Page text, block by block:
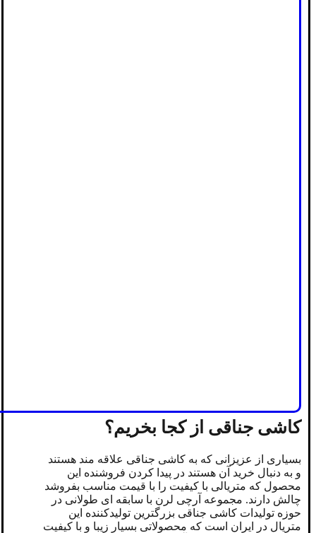
کاشی جناقی از کجا بخریم؟
بسیاری از عزیزانی که به کاشی جناقی علاقه مند هستند
و به دنبال خرید آن هستند در پیدا کردن فروشنده این
محصول که متریالی با کیفیت را با قیمت مناسب بفروشد
چالش دارند. مجموعه آرچی لرن با سابقه ای طولانی در
حوزه تولیدات کاشی جناقی بزرگترین تولیدکننده این
متریال در ایران است که محصولاتی بسیار زیبا و با کیفیت